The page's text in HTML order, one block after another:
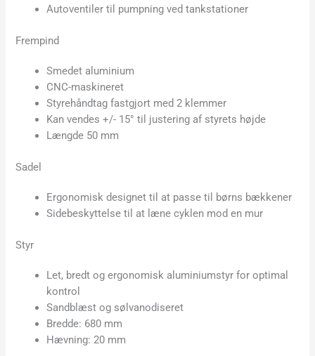
Autoventiler til pumpning ved tankstationer
Frempind
Smedet aluminium
CNC-maskineret
Styrehåndtag fastgjort med 2 klemmer
Kan vendes +/- 15° til justering af styrets højde
Længde 50 mm
Sadel
Ergonomisk designet til at passe til børns bækkener
Sidebeskyttelse til at læne cyklen mod en mur
Styr
Let, bredt og ergonomisk aluminiumstyr for optimal
kontrol
Sandblæst og sølvanodiseret
Bredde: 680 mm
Hævning: 20 mm